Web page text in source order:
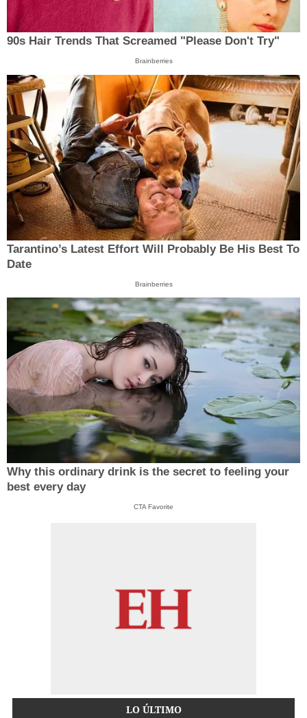
90s Hair Trends That Screamed "Please Don't Try"
Brainberries
Tarantino’s Latest Effort Will Probably Be His Best To
Date
Brainberries
Why this ordinary drink is the secret to feeling your
best every day
CTA Favorite
LO ÚLTIMO